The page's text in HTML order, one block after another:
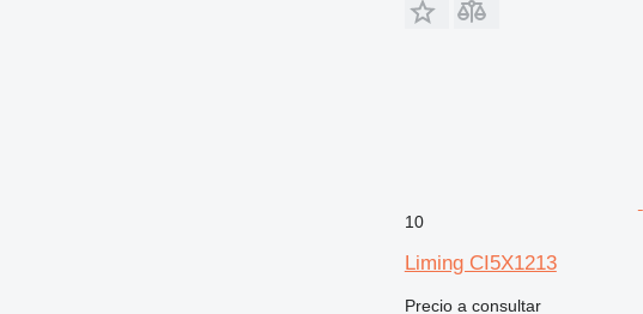
10
Liming CI5X1213
Precio a consultar